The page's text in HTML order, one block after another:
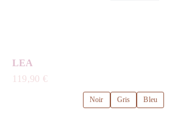
LEA
119,90 €
Noir Gris Bleu